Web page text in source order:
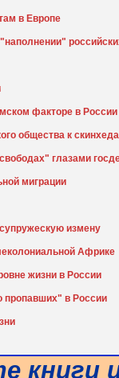
в Европе
факторе в России
общества к
глазами
миграции
измену
Африке
жизни в России
пропавших" в России
книги